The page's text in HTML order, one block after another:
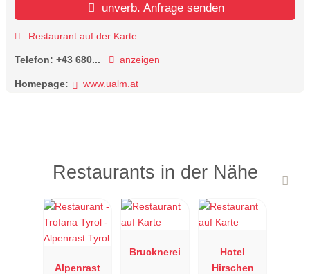
unverb. Anfrage senden
Restaurant auf der Karte
Telefon: +43 680... anzeigen
Homepage: www.ualm.at
Restaurants in der Nähe
Alpenrast
Brucknerei
Hotel
Hirschen